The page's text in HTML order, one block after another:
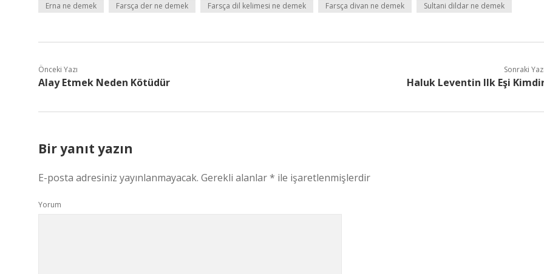
Erna ne demek Farsça der ne demek Farsça dil kelimesi ne demek Farsça divan ne demek Sultani dildar ne demek
Önceki Yazı
Alay Etmek Neden Kötüdür
Sonraki
Haluk Leventin Ilk Eşi
Bir yanıt yazın
E-posta adresiniz yayınlanmayacak. Gerekli alanlar* ile işaretlenmişlerdir
Yorum